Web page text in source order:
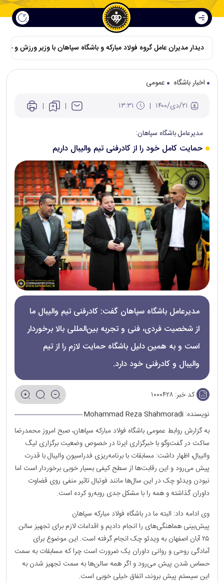
دیدار مدیران عامل گروه فولاد مبارکه و باشگاه سپاهان با وزیر ورزش و
اخبار باشگاه
عمومی
مدیرعامل باشگاه سپاهان:
حمایت کامل خود را از کادرفنی تیم والیبال داریم
مدیرعامل باشگاه سپاهان گفت: کادرفنی تیم والیبال ما
از شخصیت فردی، فنی و تجربه بین‌المللی بالا برخوردار
است و به همین دلیل باشگاه حمایت لازم را از تیم
والیبال و کادرفنی خود دارد.
کد خبر: ۱۰۰۰۴۲۸
نویسنده: Mohammad Reza Shahmoradi
به گزارش روابط عمومی باشگاه فولاد مبارکه سپاهان، صبح امروز محمدرضا
ساکت در گفت‌وگو با خبرگزاری ایرنا در خصوص وضعیت برگزاری لیگ
والیبال، اظهار داشت:‌ مسابقات با برنامه‌ریزی فدراسیون والیبال با قدرت
پیش می‌رود و این رقابت‌ها از سطح کیفی بسیار خوبی برخوردار است اما
نبودن ویدئو چک در این سال‌ها مانند فوتبال تاثیر منفی روی قضاوت
داوران گذاشته و همه را با مشکل جدی روبه‌رو کرده است.
وی ادامه داد: البته ما در باشگاه فولاد مبارکه سپاهان
پیش‌بینی هماهنگی‌های را انجام دادیم و اقدامات لازم برای تجهیز سالن
۲۵ آبان اصفهان به ویدئو چک انجام گرفته است. این موضوع برای
آمادگی روحی و روانی داوران یک ضرورت است چرا که مسابقات به سمت
حساس شدن پیش می‌رود و اگر همه سالن‌ها به سمت تجهیز شدن به
این سیستم پیش بروند، اتفاق خیلی خوبی است.